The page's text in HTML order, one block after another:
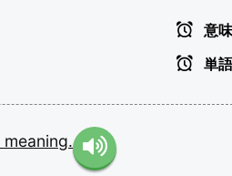
意
単
meaning.